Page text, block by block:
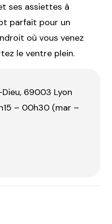
ses assiettes à
parfait pour un
où vous venez
le ventre plein.
69003 Lyon
– 00h30 (mar –